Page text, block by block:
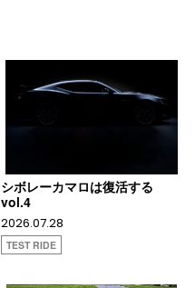
シボレーカマロは復活する
vol.4
2026.07.28
TEST RIDE